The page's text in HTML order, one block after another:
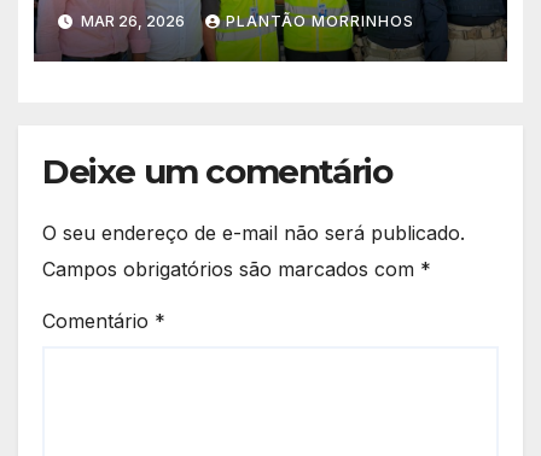
Alegre sairá do papel em 100
dias
MAR 26, 2026 PLANTÃO MORRINHOS
Deixe um comentário
O seu endereço de e-mail não será publicado.
Campos obrigatórios são marcados com *
Comentário *